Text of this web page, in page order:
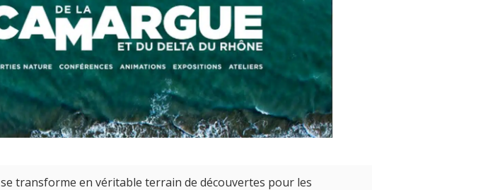
transforme en véritable terrain de découvertes pour les